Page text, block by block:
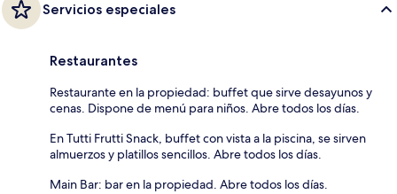
Servicios especiales
Restaurantes
Restaurante en la propiedad: buffet que sirve desayunos y
cenas. Dispone de menú para niños. Abre todos los días.
En Tutti Frutti Snack, buffet con vista a la piscina, se sirven
almuerzos y platillos sencillos. Abre todos los días.
Main Bar: bar en la propiedad. Abre todos los días.